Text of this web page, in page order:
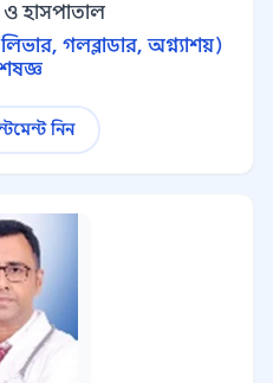
ও হাসপাতাল
গলব্লাডার, অগ্ন্যাশয়)
নিন